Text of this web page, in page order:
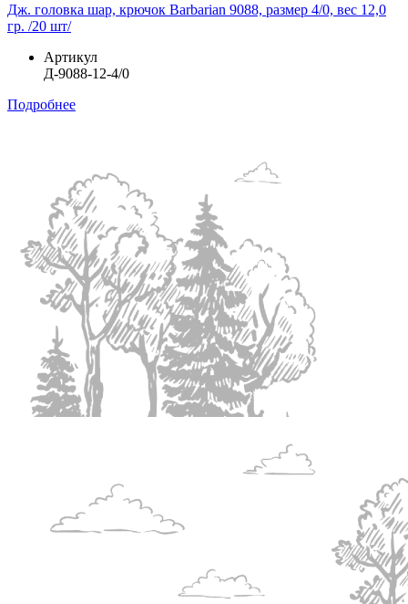
Дж. головка шар, крючок Barbarian 9088, размер 4/0, вес 12,0
гр. /20 шт/
Артикул
Д-9088-12-4/0
Подробнее